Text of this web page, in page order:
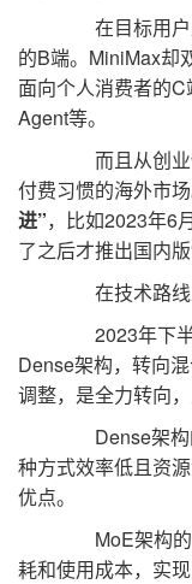
在目标用户
的B端。MiniMax却
面向个人消费者的
Agent等。
而且从创业
付费习惯的海外市
进”，比如2023年6
了之后才推出国内版
在技术路线
2023年下半
Dense架构，转向
调整，是全力转向
Dense架构
种方式效率低且资
优点。
MoE架构的
耗和使用成本，实现